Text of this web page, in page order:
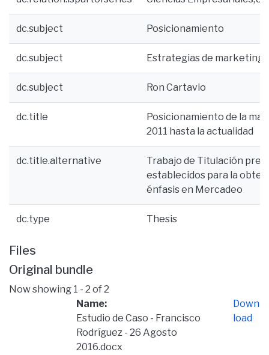
dc.subject Posicionamiento
dc.subject Estrategias de marketing
dc.subject Ron Cartavio
dc.title
Posicionamiento de la
2011 hasta la actualidad
dc.title.alternative
Trabajo de Titulación
establecidos para la
énfasis en Mercadeo
dc.type Thesis
Files
Original bundle
Now showing 1 - 2 of 2
Name:
Estudio de Caso - Francisco
Rodríguez - 26 Agosto
2016.docx
Down
load